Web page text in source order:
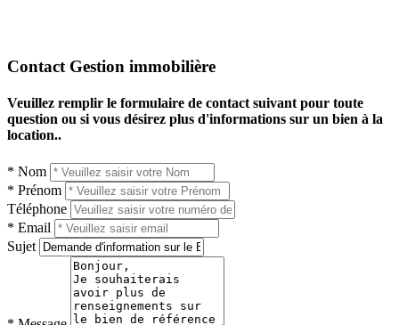
Contact Gestion immobilière
Veuillez remplir le formulaire de contact suivant pour toute
question ou si vous désirez plus d'informations sur un bien à la
location..
* Nom
* Prénom
Téléphone
* Email
Sujet